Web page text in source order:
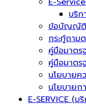
บริก
ข้อบัญญัติ
กระทู้ถาม
คู่มือมาตร
คู่มือมาตร
นโยบายค
นโยบายก
E-SERVICE (บ